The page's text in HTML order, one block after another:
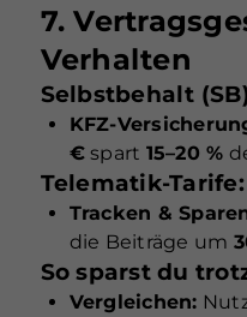
7.
Verhalten
Selbstbehalt
KFZ-
€spart 15–20 %
Telematik-Tarife:
Tracken &
die Beiträge um
So sparst du
Vergleichen: